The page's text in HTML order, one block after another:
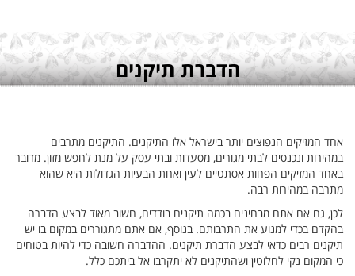
מדובר
הדברה
בו יש
בטוחים